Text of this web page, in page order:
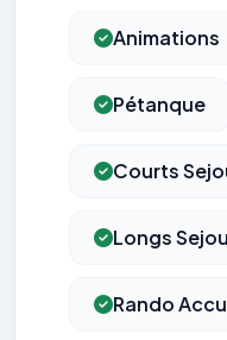
Animations
Pétanque
Courts
Longs
Rando